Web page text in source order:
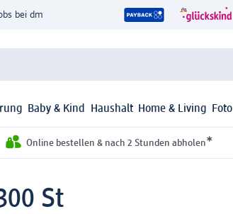
bei dm
Baby & Kind Haushalt Home & Living Foto
Online bestellen & nach 2 Stunden abholen*
St